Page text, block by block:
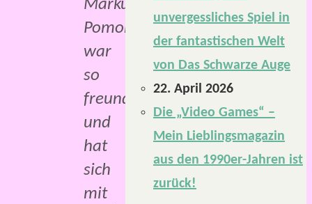
Markus
Pomorin
war
so
freundlich
und
hat
sich
mit
unvergessliches Spiel in
der fantastischen Welt
von Das Schwarze Auge
22. April 2026
Die „Video Games“ –
Mein Lieblingsmagazin
aus den 1990er-Jahren ist
zurück!